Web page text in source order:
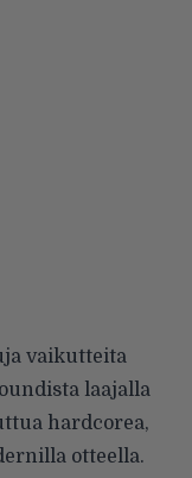
vaikutteita
laajalla
hardcorea,
otteella.